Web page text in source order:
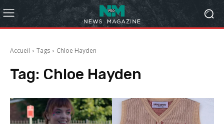
Accueil Tags Chloe Hayden
Tag: Chloe Hayden